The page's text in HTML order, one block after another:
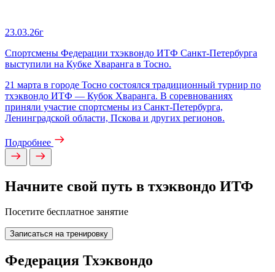
23.03.26г
Спортсмены Федерации тхэквондо ИТФ Санкт‑Петербурга
выступили на Кубке Хваранга в Тосно.
21 марта в городе Тосно состоялся традиционный турнир по
тхэквондо ИТФ — Кубок Хваранга. В соревнованиях
приняли участие спортсмены из Санкт‑Петербурга,
Ленинградской области, Пскова и других регионов.
Подробнее
Начните свой путь в тхэквондо ИТФ
Посетите бесплатное занятие
Записаться на тренировку
Федерация Тхэквондо